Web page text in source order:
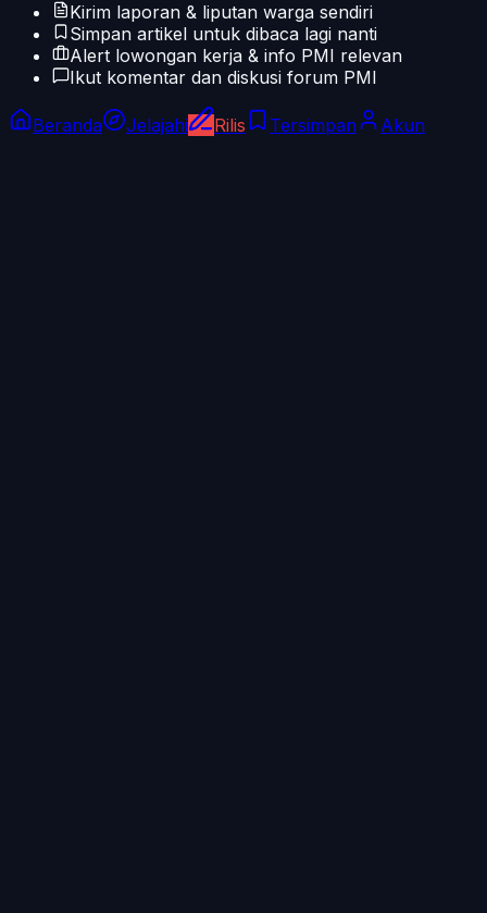
Kirim laporan & liputan warga sendiri
Simpan artikel untuk dibaca lagi nanti
Alert lowongan kerja & info PMI relevan
Ikut komentar dan diskusi forum PMI
Beranda Jelajahi Rilis Tersimpan Akun